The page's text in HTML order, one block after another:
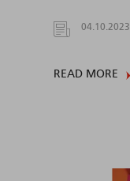
04.10.2023
READ MORE